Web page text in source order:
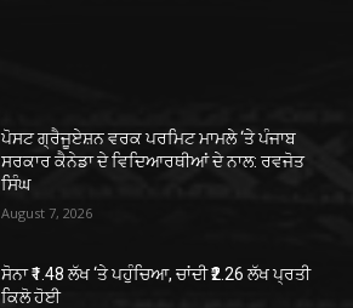
ਪੋਸਟ ਗ੍ਰੈਜੂਏਸ਼ਨ ਵਰਕ ਪਰਮਿਟ ਮਾਮਲੇ ‘ਤੇ ਪੰਜਾਬ
ਸਰਕਾਰ ਕੈਨੇਡਾ ਦੇ ਵਿਦਿਆਰਥੀਆਂ ਦੇ ਨਾਲ: ਰਵਜੋਤ
ਸਿੰਘ
August 7, 2026
ਸੋਨਾ ₹1.48 ਲੱਖ ‘ਤੇ ਪਹੁੰਚਿਆ, ਚਾਂਦੀ ₹2.26 ਲੱਖ ਪ੍ਰਤੀ
ਕਿਲੋ ਹੋਈ